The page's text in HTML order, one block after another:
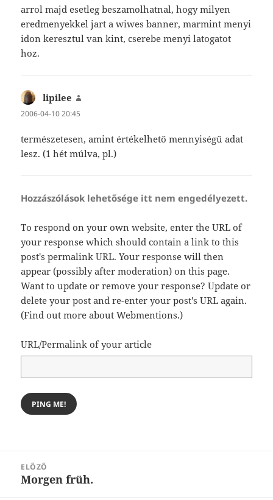
arrol majd esetleg beszamolhatnal, hogy milyen
eredmenyekkel jart a wiwes banner, marmint menyi
idon keresztul van kint, cserebe menyi latogatot
hoz.
lipilee
2006-04-10 20:45
természetesen, amint értékelhető mennyiségű adat
lesz. (1 hét múlva, pl.)
Hozzászólások lehetősége itt nem engedélyezett.
To respond on your own website, enter the URL of
your response which should contain a link to this
post's permalink URL. Your response will then
appear (possibly after moderation) on this page.
Want to update or remove your response? Update or
delete your post and re-enter your post's URL again.
(Find out more about Webmentions.)
URL/Permalink of your article
navigáció
ELŐZŐ
Korábbi
Morgen früh.